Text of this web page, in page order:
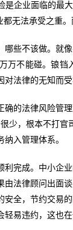
企业面临的最
无法承受之重
些不该做。就
万不能碰。锒
法律的无知而受
的法律风险管
少，根本不打
入管理体系。
完成。中小企
法律顾问出面
全，节约交易
易违约，这也